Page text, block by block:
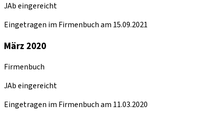
JAb eingereicht
Eingetragen im Firmenbuch am 15.09.2021
März 2020
Firmenbuch
JAb eingereicht
Eingetragen im Firmenbuch am 11.03.2020